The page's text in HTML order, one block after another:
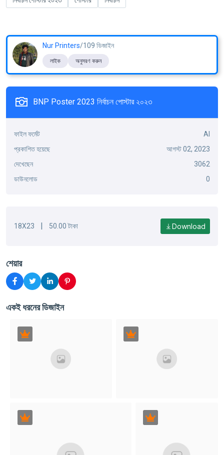
Nur Printers/109 ডিজাইন
লাইক অনুসরণ করুন
BNP Poster 2023 নির্বাচন পোস্টার ২০২৩
ফাইল ফর্মেট
AI
প্রকাশিত হয়েছে
আগস্ট 02, 2023
দেখেছেন
3062
ডাউনলোড
0
18X23 50.00 টাকা Download
শেয়ার
একই ধরনের ডিজাইন